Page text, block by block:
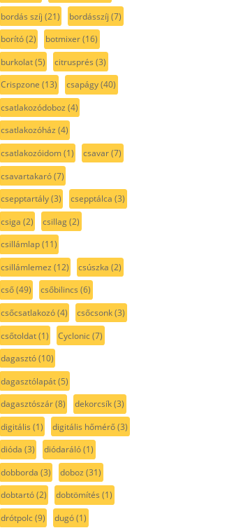
bordás szíj (21) bordásszíj (7)
borító(2) botmixer(16)
burkolat(5) citrusprés (3)
Crispzone (13) csapágy(40)
csatlakozódoboz (4)
csatlakozóház (4)
csatlakozóidom(1) csavar(7)
csavartakaró(7)
csepptartály(3) csepptálca (3)
csiga (2) csillag(2)
csillámlap(11)
csillámlemez (12) csúszka (2)
cső(49) csőbilincs (6)
csőcsatlakozó(4) csőcsonk(3)
csőtoldat(1) Cyclonic(7)
dagasztó(10)
dagasztólapát(5)
dagasztószár(8) dekorcsík(3)
digitális (1) digitális hőmérő(3)
dióda (3) diódaráló(1)
dobborda (3) doboz (31)
dobtartó(2) dobtömítés (1)
drótpolc(9) dugó(1)